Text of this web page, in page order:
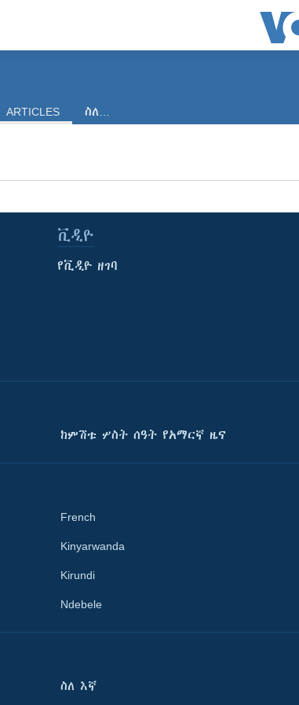
ARTICLES ስለ…
ቪዲዮ
የቪዲዮ ዘገባ
ከምሽቱ ሦስት ሰዓት የአማርኛ ዜና
French
Kinyarwanda
Kirundi
Ndebele
ስለ እኛ